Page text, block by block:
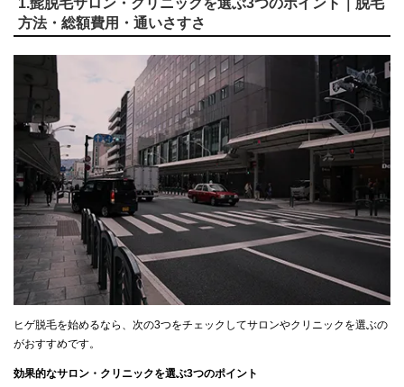
1.髭脱毛サロン・クリニックを選ぶ3つのポイント｜脱毛
方法・総額費用・通いさすさ
ヒゲ脱毛を始めるなら、次の3つをチェックしてサロンやクリニックを選ぶの
がおすすめです。
効果的なサロン・クリニックを選ぶ3つのポイント